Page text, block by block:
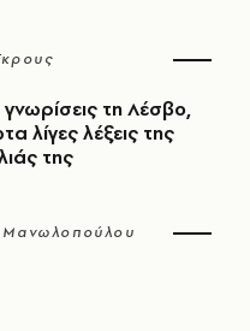
τη Λέσβο,
λίγες λέξεις της
της
Μανωλοπούλου